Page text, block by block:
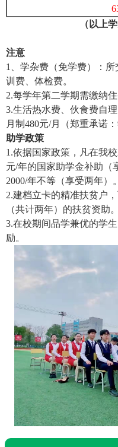
（以上学费是
注意
1、学杂费（免学费）：
训费、体检费。
2.每学年第二学期需缴纳住
3.生活热水费、伙食费自
月制480元/月（郑重承诺
助学政策
1.依据国家政策，凡在我
元/年的国家助学金补助
2000/年不等（享受两年）。
2.建档立卡的精准扶贫户
（共计两年）的扶贫资助。
3.在校期间品学兼优的学
励。